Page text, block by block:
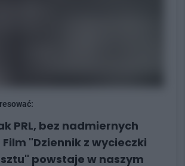
PRL, bez nadmiernych
"Dziennik z wycieczki
powstaje w naszym